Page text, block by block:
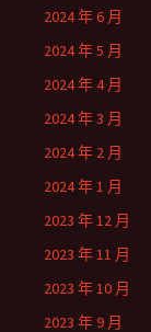
2024 年 6 月
2024 年 5 月
2024 年 4 月
2024 年 3 月
2024 年 2 月
2024 年 1 月
2023 年 12 月
2023 年 11 月
2023 年 10 月
2023 年 9 月